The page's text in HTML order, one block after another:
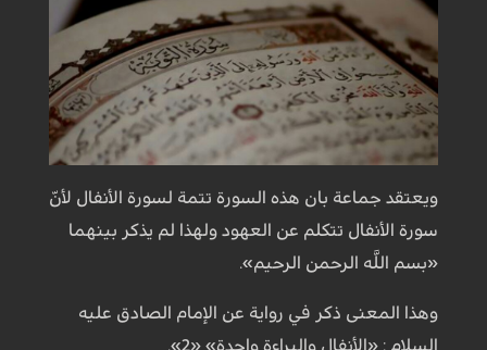
ويعتقد جماعة بان هذه السورة تتمة لسورة الأنفال لأنّ
سورة الأنفال تتكلم عن العهود ولهذا لم يذكر بينهما
«بسم اللَّه الرحمن الرحيم».
وهذا المعنى‏ ذكر في رواية عن الإمام الصادق عليه
السلام : «الأنفال والبراءة واحدة» «2».